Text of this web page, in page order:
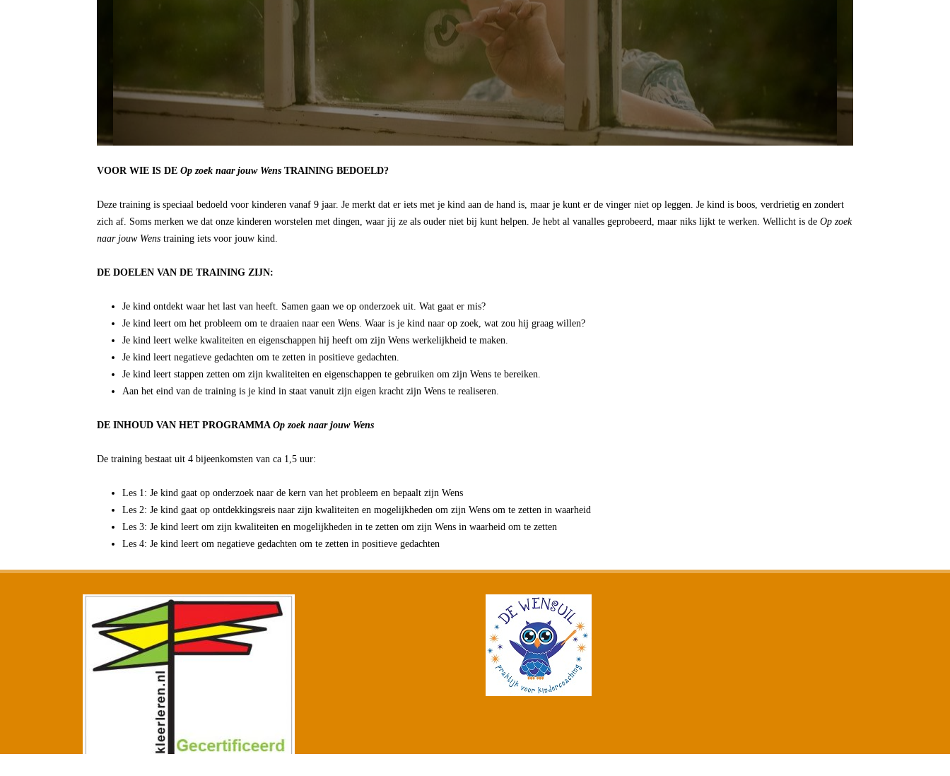
VOOR WIE IS DE Op zoek naar jouw Wens TRAINING BEDOELD?
Deze training is speciaal bedoeld voor kinderen vanaf 9 jaar. Je merkt dat er iets met je kind aan de hand is, maar je kunt er de vinger niet op leggen. Je kind is boos, verdrietig en zondert
zich af. Soms merken we dat onze kinderen worstelen met dingen, waar jij ze als ouder niet bij kunt helpen. Je hebt al vanalles geprobeerd, maar niks lijkt te werken. Wellicht is de Op zoek
naar jouw Wens training iets voor jouw kind.
DE DOELEN VAN DE TRAINING ZIJN:
Je kind ontdekt waar het last van heeft. Samen gaan we op onderzoek uit. Wat gaat er mis?
Je kind leert om het probleem om te draaien naar een Wens. Waar is je kind naar op zoek, wat zou hij graag willen?
Je kind leert welke kwaliteiten en eigenschappen hij heeft om zijn Wens werkelijkheid te maken.
Je kind leert negatieve gedachten om te zetten in positieve gedachten.
Je kind leert stappen zetten om zijn kwaliteiten en eigenschappen te gebruiken om zijn Wens te bereiken.
Aan het eind van de training is je kind in staat vanuit zijn eigen kracht zijn Wens te realiseren.
DE INHOUD VAN HET PROGRAMMA Op zoek naar jouw Wens
De training bestaat uit 4 bijeenkomsten van ca 1,5 uur:
Les 1: Je kind gaat op onderzoek naar de kern van het probleem en bepaalt zijn Wens
Les 2: Je kind gaat op ontdekkingsreis naar zijn kwaliteiten en mogelijkheden om zijn Wens om te zetten in waarheid
Les 3: Je kind leert om zijn kwaliteiten en mogelijkheden in te zetten om zijn Wens in waarheid om te zetten
Les 4: Je kind leert om negatieve gedachten om te zetten in positieve gedachten